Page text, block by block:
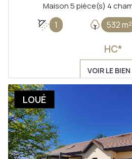
1 532 m²
HC*
VOIR LE BIEN
LOUÉ